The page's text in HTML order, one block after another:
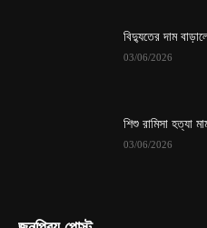
বিদ্যুতের দাম
03/06/2026
শিশু রামিসা হত্যা
03/06/2026